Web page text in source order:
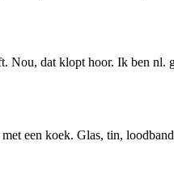
Nou, dat klopt hoor. Ik ben nl.
een koek. Glas, tin,